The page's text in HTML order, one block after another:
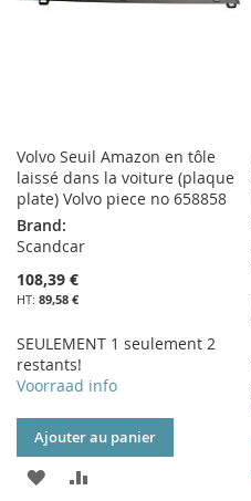
Volvo Seuil Amazon en tôle
laissé dans la voiture (plaque
plate) Volvo piece no 658858
Brand:
Scandcar
108,39 €
89,58 €
SEULEMENT 1 seulement 2
restants!
Voorraad info
Ajouter au panier
AJOUTER